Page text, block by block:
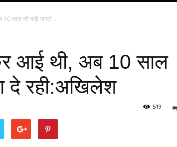
साल की बड़ी गारंटी...
आई थी, अब 10 साल
दे रही:अखिलेश
519